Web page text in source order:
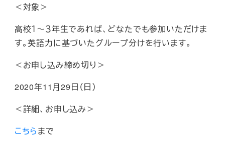
＜対象＞
高校１～３年生であれば、どなたでも参加いただけま
す。英語力に基づいたグループ分けを行います。
＜お申し込み締め切り＞
2020年11 月29日（日）
＜詳細、お申し込み＞
こちらまで